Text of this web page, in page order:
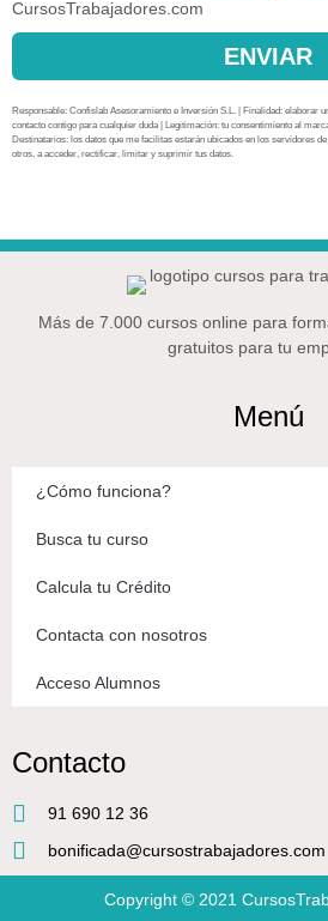
CursosTrabajadores.com
ENVIAR
Responsable: Confislab Asesoramiento e Inversión S.L. | Finalidad: elaborar
contacto contigo para cualquier duda | Legitimación: tu consentimiento al
Destinatarios: los datos que me facilitas estarán ubicados en los servidores
otros, a acceder, rectificar, limitar y suprimir tus datos.
Más de 7.000 cursos online para
gratuitos para tu
Menú
¿Cómo funciona?
Busca tu curso
Calcula tu Crédito
Contacta con nosotros
Acceso Alumnos
Contacto
91 690 12 36
bonificada@cursostrabajadores.com
Copyright © 2021